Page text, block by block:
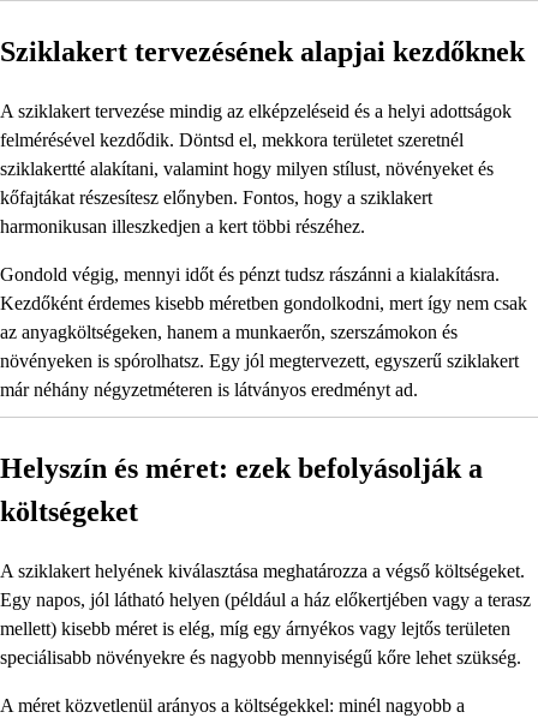
Sziklakert tervezésének alapjai kezdőknek
A sziklakert tervezése mindig az elképzeléseid és a helyi adottságok
felmérésével kezdődik. Döntsd el, mekkora területet szeretnél
sziklakertté alakítani, valamint hogy milyen stílust, növényeket és
kőfajtákat részesítesz előnyben. Fontos, hogy a sziklakert
harmonikusan illeszkedjen a kert többi részéhez.
Gondold végig, mennyi időt és pénzt tudsz rászánni a kialakításra.
Kezdőként érdemes kisebb méretben gondolkodni, mert így nem csak
az anyagköltségeken, hanem a munkaerőn, szerszámokon és
növényeken is spórolhatsz. Egy jól megtervezett, egyszerű sziklakert
már néhány négyzetméteren is látványos eredményt ad.
Helyszín és méret: ezek befolyásolják a
költségeket
A sziklakert helyének kiválasztása meghatározza a végső költségeket.
Egy napos, jól látható helyen (például a ház előkertjében vagy a terasz
mellett) kisebb méret is elég, míg egy árnyékos vagy lejtős területen
speciálisabb növényekre és nagyobb mennyiségű kőre lehet szükség.
A méret közvetlenül arányos a költségekkel: minél nagyobb a